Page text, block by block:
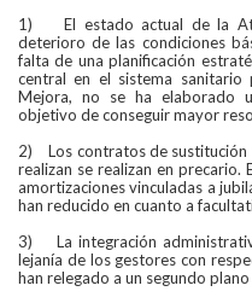
1) El estado actual de la
deterioro de las condiciones
falta de una planificación
central en el sistema
Mejora, no se ha elaborado
objetivo de conseguir mayor
2) Los contratos de sustitución
realizan se realizan en
amortizaciones vinculadas a
han reducido en cuanto a
3) La integración
lejanía de los gestores con
han relegado a un segundo plano